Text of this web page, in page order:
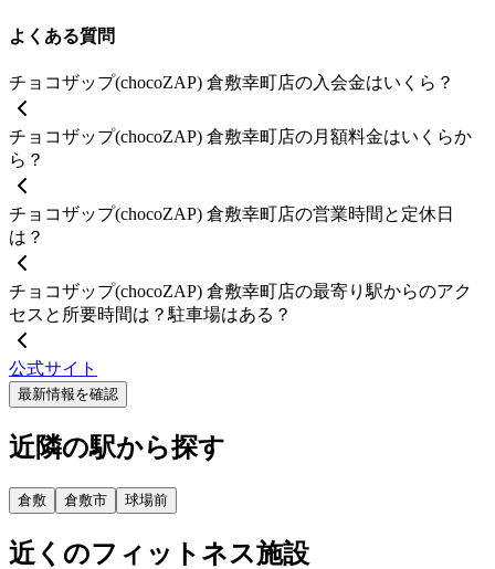
よくある質問
チョコザップ(chocoZAP) 倉敷幸町店の入会金はいくら？
チョコザップ(chocoZAP) 倉敷幸町店の月額料金はいくらか
ら？
チョコザップ(chocoZAP) 倉敷幸町店の営業時間と定休日
は？
チョコザップ(chocoZAP) 倉敷幸町店の最寄り駅からのアク
セスと所要時間は？駐車場はある？
公式サイト
最新情報を確認
近隣の駅から探す
倉敷 倉敷市 球場前
近くのフィットネス施設